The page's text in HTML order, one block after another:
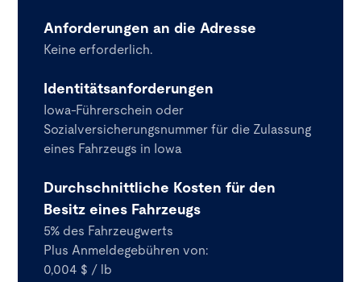
Anforderungen an die Adresse
Keine erforderlich.
Identitätsanforderungen
Iowa-Führerschein oder
Sozialversicherungsnummer für die Zulassung
eines Fahrzeugs in Iowa
Durchschnittliche Kosten für den
Besitz eines Fahrzeugs
5% des Fahrzeugwerts
Plus Anmeldegebühren von:
0,004 $ / lb